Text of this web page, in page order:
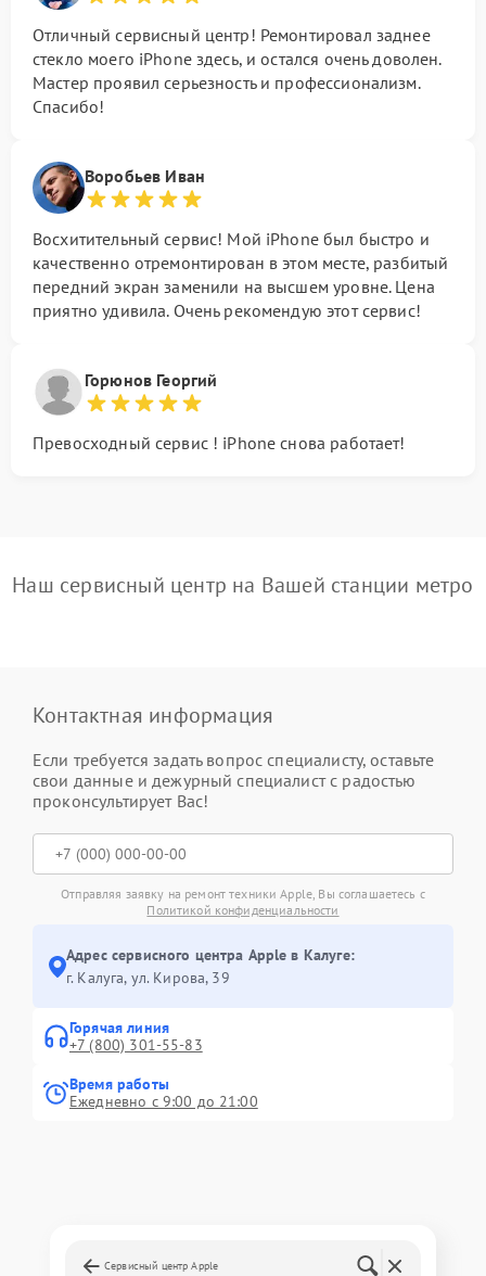
Отличный сервисный центр! Ремонтировал заднее
стекло моего iPhone здесь, и остался очень доволен.
Мастер проявил серьезность и профессионализм.
Спасибо!
Воробьев Иван
Восхитительный сервис! Мой iPhone был быстро и
качественно отремонтирован в этом месте, разбитый
передний экран заменили на высшем уровне. Цена
приятно удивила. Очень рекомендую этот сервис!
Горюнов Георгий
Превосходный сервис ! iPhone снова работает!
Наш сервисный центр на Вашей станции метро
Контактная информация
Если требуется задать вопрос специалисту, оставьте
свои данные и дежурный специалист с радостью
проконсультирует Вас!
Отправляя заявку на ремонт техники Apple, Вы соглашаетесь с
Политикой конфиденциальности
Адрес сервисного центра Apple в Калуге:
г. Калуга, ул. Кирова, 39
Горячая линия
+7 (800) 301-55-83
Время работы
Ежедневно с 9:00 до 21:00
Сервисный центр Apple